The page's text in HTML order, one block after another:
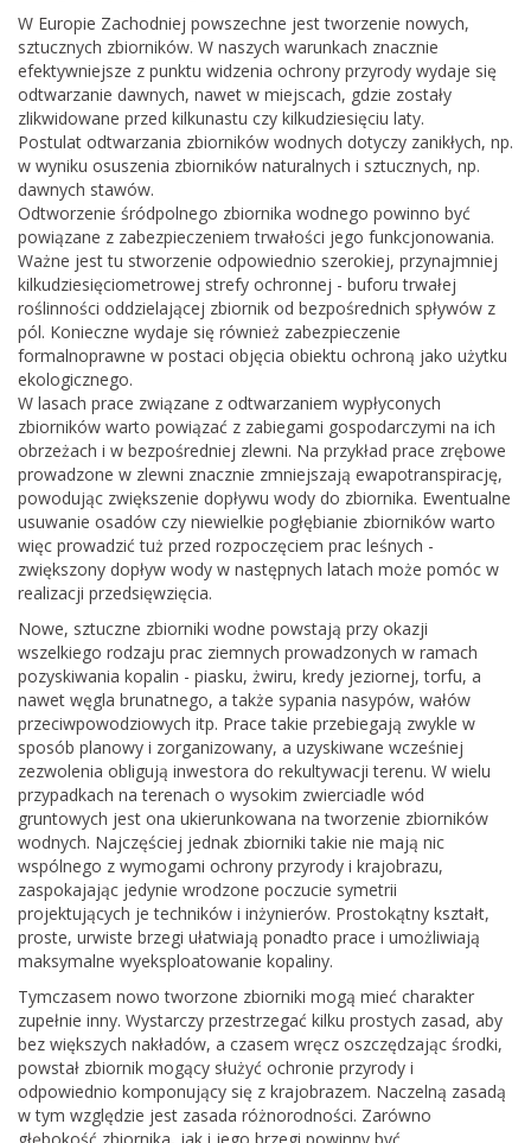
W Europie Zachodniej powszechne jest tworzenie nowych,
sztucznych zbiorników. W naszych warunkach znacznie
efektywniejsze z punktu widzenia ochrony przyrody wydaje się
odtwarzanie dawnych, nawet w miejscach, gdzie zostały
zlikwidowane przed kilkunastu czy kilkudziesięciu laty.
Postulat odtwarzania zbiorników wodnych dotyczy zanikłych, np.
w wyniku osuszenia zbiorników naturalnych i sztucznych, np.
dawnych stawów.
Odtworzenie śródpolnego zbiornika wodnego powinno być
powiązane z zabezpieczeniem trwałości jego funkcjonowania.
Ważne jest tu stworzenie odpowiednio szerokiej, przynajmniej
kilkudziesięciometrowej strefy ochronnej - buforu trwałej
roślinności oddzielającej zbiornik od bezpośrednich spływów z
pól. Konieczne wydaje się również zabezpieczenie
formalnoprawne w postaci objęcia obiektu ochroną jako użytku
ekologicznego.
W lasach prace związane z odtwarzaniem wypłyconych
zbiorników warto powiązać z zabiegami gospodarczymi na ich
obrzeżach i w bezpośredniej zlewni. Na przykład prace zrębowe
prowadzone w zlewni znacznie zmniejszają ewapotranspirację,
powodując zwiększenie dopływu wody do zbiornika. Ewentualne
usuwanie osadów czy niewielkie pogłębianie zbiorników warto
więc prowadzić tuż przed rozpoczęciem prac leśnych -
zwiększony dopływ wody w następnych latach może pomóc w
realizacji przedsięwzięcia.
Nowe, sztuczne zbiorniki wodne powstają przy okazji
wszelkiego rodzaju prac ziemnych prowadzonych w ramach
pozyskiwania kopalin - piasku, żwiru, kredy jeziornej, torfu, a
nawet węgla brunatnego, a także sypania nasypów, wałów
przeciwpowodziowych itp. Prace takie przebiegają zwykle w
sposób planowy i zorganizowany, a uzyskiwane wcześniej
zezwolenia obligują inwestora do rekultywacji terenu. W wielu
przypadkach na terenach o wysokim zwierciadle wód
gruntowych jest ona ukierunkowana na tworzenie zbiorników
wodnych. Najczęściej jednak zbiorniki takie nie mają nic
wspólnego z wymogami ochrony przyrody i krajobrazu,
zaspokajając jedynie wrodzone poczucie symetrii
projektujących je techników i inżynierów. Prostokątny kształt,
proste, urwiste brzegi ułatwiają ponadto prace i umożliwiają
maksymalne wyeksploatowanie kopaliny.
Tymczasem nowo tworzone zbiorniki mogą mieć charakter
zupełnie inny. Wystarczy przestrzegać kilku prostych zasad, aby
bez większych nakładów, a czasem wręcz oszczędzając środki,
powstał zbiornik mogący służyć ochronie przyrody i
odpowiednio komponujący się z krajobrazem. Naczelną zasadą
w tym względzie jest zasada różnorodności. Zarówno